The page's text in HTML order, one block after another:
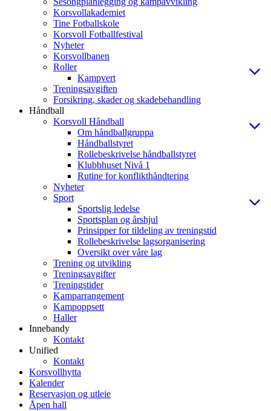
Korsvollakademiet
Tine Fotballskole
Korsvoll Fotballfestival
Nyheter
Korsvollbanen
Roller
Kampvert
Treningsavgiften
Forsikring, skader og skadebehandling
Håndball
Korsvoll Håndball
Om håndballgruppa
Håndballstyret
Rollebeskrivelse håndballstyret
Klubbhuset Nivå 1
Rutine for konflikthåndtering
Nyheter
Sport
Sportslig ledelse
Sportsplan og årshjul
Prinsipper for tildeling av treningstid
Rollebeskrivelse lagsorganisering
Oversikt over våre lag
Trening og utvikling
Treningsavgifter
Treningstider
Kamparrangement
Kampoppsett
Haller
Innebandy
Kontakt
Unified
Kontakt
Korsvollhytta
Kalender
Reservasjon og utleie
Åpen hall